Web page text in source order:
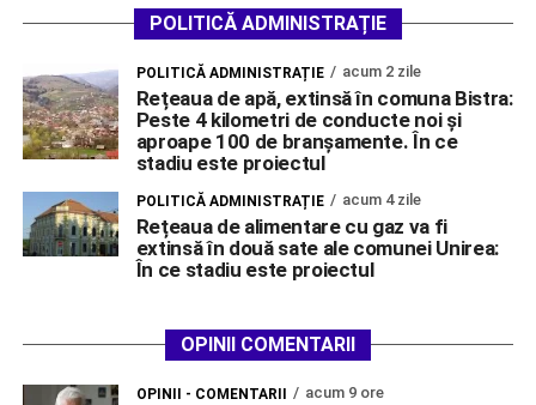
POLITICĂ ADMINISTRAȚIE
POLITICĂ ADMINISTRAȚIE acum 2 zile
Rețeaua de apă, extinsă în comuna Bistra:
Peste 4 kilometri de conducte noi și
aproape 100 de branșamente. În ce
stadiu este proiectul
POLITICĂ ADMINISTRAȚIE acum 4 zile
Rețeaua de alimentare cu gaz va fi
extinsă în două sate ale comunei Unirea:
În ce stadiu este proiectul
OPINII COMENTARII
OPINII - COMENTARII acum 9 ore